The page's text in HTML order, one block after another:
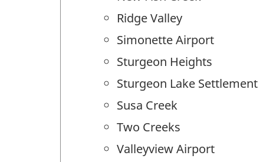
Ridge Valley
Simonette Airport
Sturgeon Heights
Sturgeon Lake Settlement
Susa Creek
Two Creeks
Valleyview Airport